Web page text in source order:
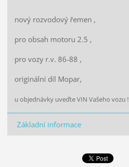
nový rozvodový řemen ,
pro obsah motoru 2.5 ,
pro vozy r.v. 86-88 ,
originální díl Mopar,
u objednávky uveďte VIN Vašeho vozu !
Základní informace